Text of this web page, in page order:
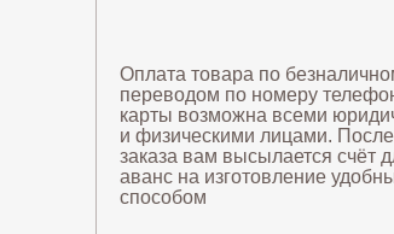
Оплата товара по
переводом по номеру
карты возможна всеми
и физическими лицами.
заказа вам высылается счёт
аванс на изготовление
способом